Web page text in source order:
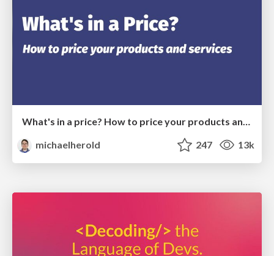
What's in a price? How to price your products and services
michaelherold
247 13k